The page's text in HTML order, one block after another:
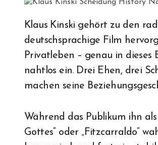
Klaus Kinski gehört zu den radikalsten und umstrittensten Schauspielern, die der
deutschsprachige Film
Privatleben – genau in dieses
nahtlos ein. Drei Ehen, drei
machen seine
Während das Publikum ihn
Gottes“ oder „Fitzcarraldo“